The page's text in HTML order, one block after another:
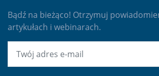
Bądź na bieżąco! Otrzymuj
artykułach i webinarach.